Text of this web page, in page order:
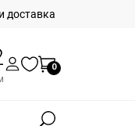
доставка
0